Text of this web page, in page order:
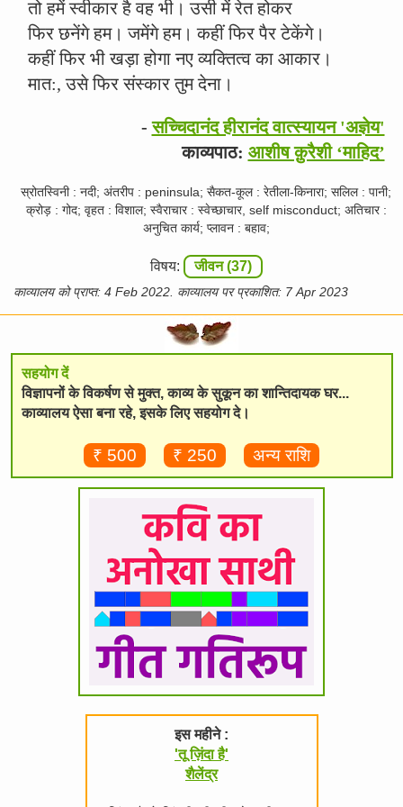
तो हमें स्वीकार है वह भी। उसी में रेत होकर
फिर छनेंगे हम। जमेंगे हम। कहीं फिर पैर टेकेंगे।
कहीं फिर भी खड़ा होगा नए व्यक्तित्व का आकार।
मात:, उसे फिर संस्कार तुम देना।
-सच्चिदानंद हीरानंद वात्स्यायन 'अज्ञेय'
काव्यपाठ: आशीष क़ुरैशी ‘माहिद’
स्रोतस्विनी : नदी; अंतरीप : peninsula; सैकत-कूल : रेतीला-किनारा; सलिल : पानी;
क्रोड़ : गोद; वृहत : विशाल; स्वैराचार : स्वेच्छाचार, self misconduct; अतिचार :
अनुचित कार्य; प्लावन : बहाव;
विषय: जीवन (37)
काव्यालय को प्राप्त: 4 Feb 2022. काव्यालय पर प्रकाशित: 7 Apr 2023
सहयोग दें
विज्ञापनों के विकर्षण से मुक्त, काव्य के सुकून का शान्तिदायक घर...
काव्यालय ऐसा बना रहे, इसके लिए सहयोग दे।
₹ 500 ₹ 250 अन्य राशि
इस महीने :
'तू ज़िंदा है'
शैलेंद्र